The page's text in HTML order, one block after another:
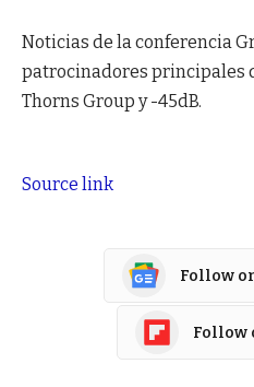
Noticias de la conferencia
patrocinadores principales
Thorns Group y -45dB.
Source link
Follow
Follow